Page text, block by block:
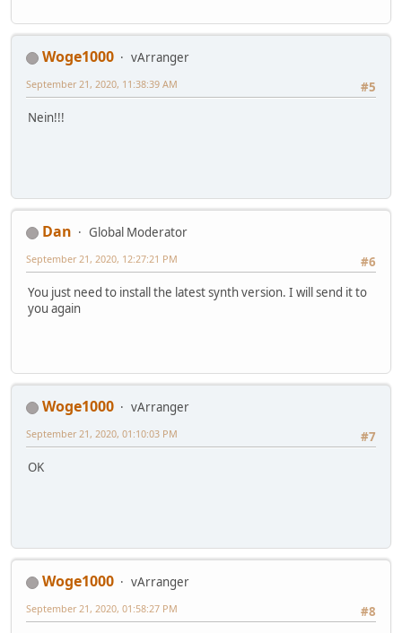
Woge1000
vArranger
#5
September 21, 2020, 11:38:39 AM
Nein!!!
Dan
Global Moderator
#6
September 21, 2020, 12:27:21 PM
You just need to install the latest synth version. I will send it to
you again
Woge1000
vArranger
#7
September 21, 2020, 01:10:03 PM
OK
Woge1000
vArranger
#8
September 21, 2020, 01:58:27 PM